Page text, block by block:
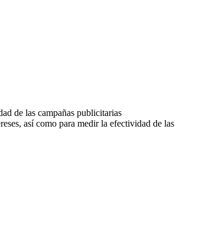
de las campañas publicitarias
así como para medir la efectividad de las